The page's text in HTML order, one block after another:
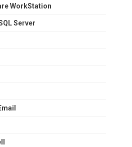
WorkStation
Server